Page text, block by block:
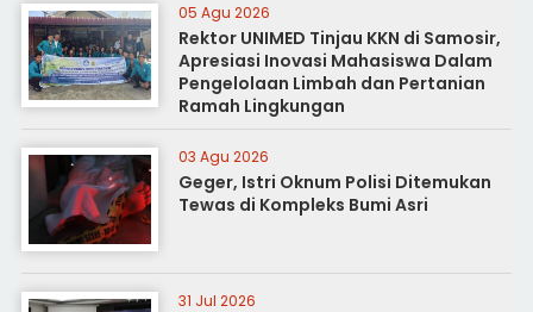
05 Agu 2026
Rektor UNIMED Tinjau KKN di Samosir,
Apresiasi Inovasi Mahasiswa Dalam
Pengelolaan Limbah dan Pertanian
Ramah Lingkungan
03 Agu 2026
Geger, Istri Oknum Polisi Ditemukan
Tewas di Kompleks Bumi Asri
31 Jul 2026